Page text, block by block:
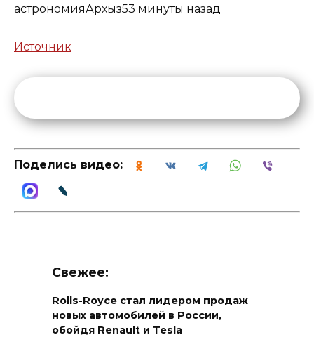
астрономияАрхыз53 минуты назад
Источник
Поделись видео:
Свежее:
Rolls-Royce стал лидером продаж
новых автомобилей в России,
обойдя Renault и Tesla